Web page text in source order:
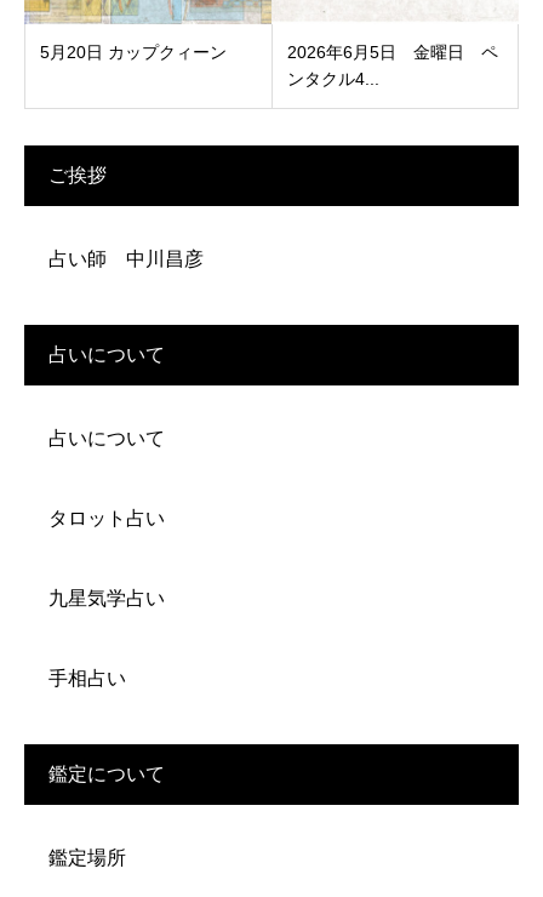
5月20日 カップクィーン
2026年6月5日 金曜日 ペ
ンタクル4...
ご挨拶
占い師 中川昌彦
占いについて
占いについて
タロット占い
九星気学占い
手相占い
鑑定について
鑑定場所